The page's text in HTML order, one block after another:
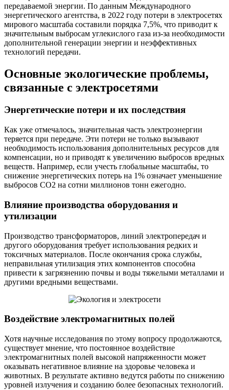
передаваемой энергии. По данным Международного
энергетического агентства, в 2022 году потери в электросетях
мирового масштаба составили порядка 7,5%, что приводит к
значительным выбросам углекислого газа из-за необходимости
дополнительной генерации энергии и неэффективных
технологий передачи.
Основные экологические проблемы,
связанные с электросетями
Энергетические потери и их последствия
Как уже отмечалось, значительная часть электроэнергии
теряется при передаче. Эти потери не только вызывают
необходимость использования дополнительных ресурсов для
компенсации, но и приводят к увеличению выбросов вредных
веществ. Например, если учесть глобальные масштабы, то
снижение энергетических потерь на 1% означает уменьшение
выбросов CO2 на сотни миллионов тонн ежегодно.
Влияние производства оборудования и
утилизации
Производство трансформаторов, линий электропередач и
другого оборудования требует использования редких и
токсичных материалов. После окончания срока службы,
неправильная утилизация этих компонентов способна
привести к загрязнению почвы и воды тяжелыми металлами и
другими вредными веществами.
Воздействие электромагнитных полей
Хотя научные исследования по этому вопросу продолжаются,
существует мнение, что постоянное воздействие
электромагнитных полей высокой напряженности может
оказывать негативное влияние на здоровье человека и
животных. В результате активно ведутся работы по снижению
уровней излучения и созданию более безопасных технологий.